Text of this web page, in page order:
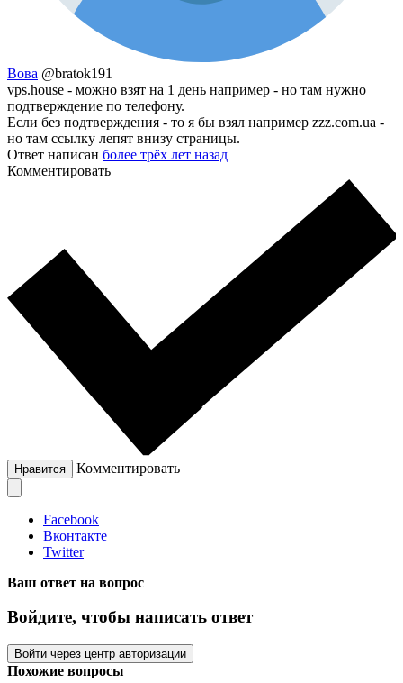
Вова @bratok191
vps.house - можно взят на 1 день например - но там нужно
подтверждение по телефону.
Если без подтверждения - то я бы взял например zzz.com.ua -
но там ссылку лепят внизу страницы.
Ответ написан более трёх лет назад
Комментировать
Нравится Комментировать
Facebook
Вконтакте
Twitter
Ваш ответ на вопрос
Войдите, чтобы написать ответ
Войти через центр авторизации
Похожие вопросы